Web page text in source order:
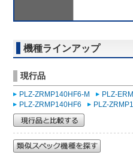
機種ラインアップ
現行品
PLZ-ZRMP140HF6-M PLZ-
PLZ-ZRMP140HF6
PLZ-